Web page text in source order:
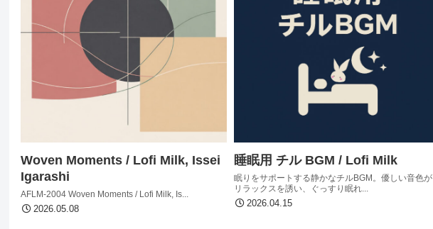
Woven Moments / Lofi Milk, Issei
Igarashi
AFLM-2004 Woven Moments / Lofi Milk, Is...
2026.05.08
睡眠用 チル BGM / Lofi Milk
眠りをサポートする静かなチルBGM。優しい音色が
リラックスを誘い、ぐっすり眠れ...
2026.04.15